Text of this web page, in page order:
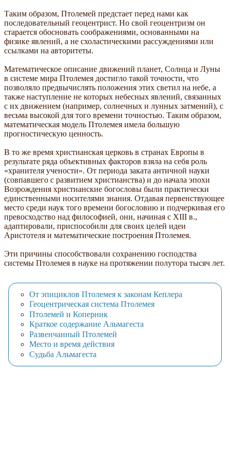
Таким образом, Птолемей предстает перед нами как
последовательный геоцентрист. Но свой геоцентризм он
старается обосновать соображениями, основанными на
физике явлений, а не схоластическими рассуждениями или
ссылками на авторитеты.
Математическое описание движений планет, Солнца и Луны
в системе мира Птолемея достигло такой точности, что
позволяло предвычислять положения этих светил на небе, а
также наступление не которых небесных явлений, связанных
с их движением (например, солнечных и лунных затмений), с
весьма высокой для того времени точностью. Таким образом,
математическая модель Птолемея имела большую
прогностическую ценность.
В то же время христианская церковь в странах Европы в
результате ряда объективных факторов взяла на себя роль
«хранителя учености». От периода заката античной науки
(совпавшего с развитием христианства) и до начала эпохи
Возрождения христианские богословы были практически
единственными носителями знания. Отдавая первенствующее
место среди наук того времени богословию и подчеркивая его
превосходство над философией, они, начиная с XIII в.,
адаптировали, приспособили для своих целей идеи
Аристотеля и математические построения Птолемея.
Эти причины способствовали сохранению господства
системы Птолемея в науке на протяжении полутора тысяч лет.
От эпициклов Птолемея к законам Кеплера
Геоцентрическая система Птолемея
Птолемей и Коперник
Краткое содержание Альмагеста
Развенчанный Птолемей
Место и время действия
Судьба Альмагеста